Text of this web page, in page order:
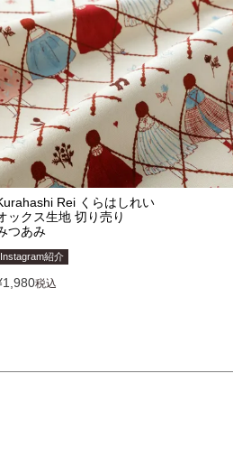
Rei くらはしれい
ックス生地 切り売り
つあみ
Instagram紹介
1,980税込